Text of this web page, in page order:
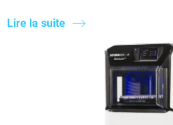
Lire la suite